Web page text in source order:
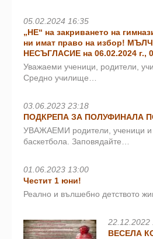
05.02.2024 16:35
„НЕ“ на закриването на
ни имат право на избор!
НЕСЪГЛАСИЕ на 06.02.2024 г.,
Уважаеми ученици, родители,
Средно училище…
03.06.2023 23:18
ПОДКРЕПА ЗА ПОЛУФИНАЛА
УВАЖАЕМИ родители, ученици и
баскетбола. Заповядайте…
01.06.2023 13:00
Честит 1 юни!
Реално и вълшебно детството
22.12.2022
ВЕСЕЛА